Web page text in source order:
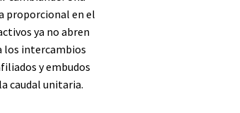
proporcional en el
ya no abren
los intercambios
y embudos
caudal unitaria.